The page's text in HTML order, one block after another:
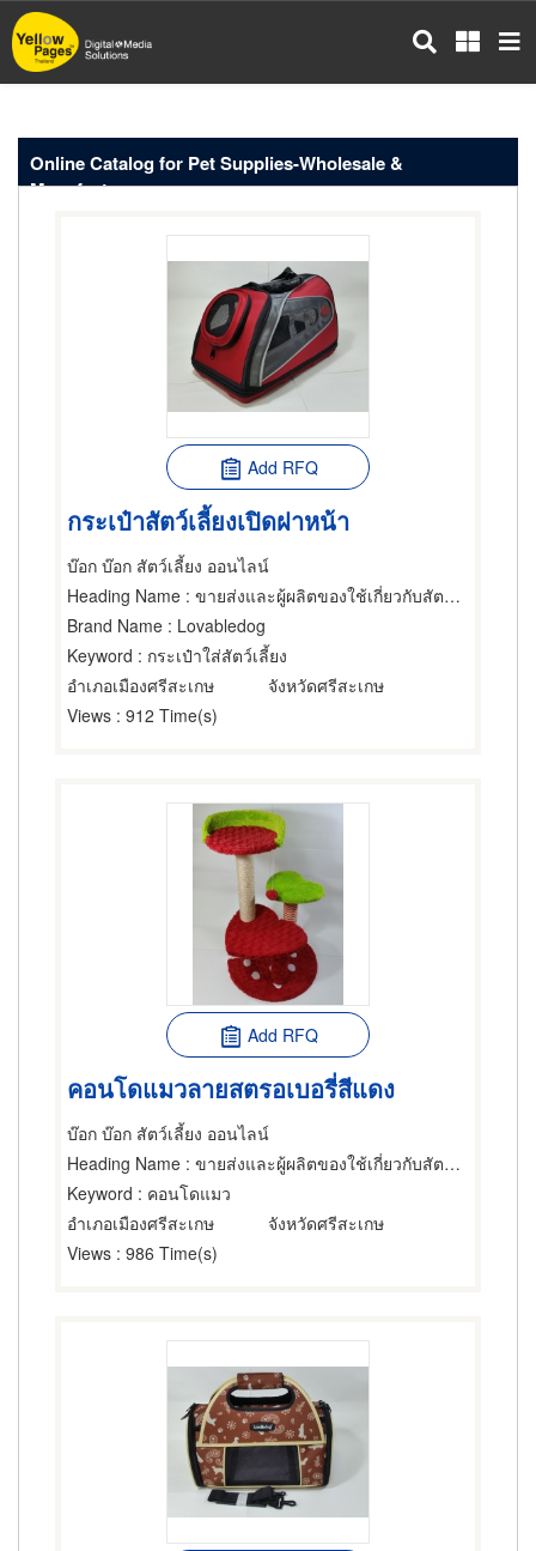
Skip
to
main
Online Catalog for Pet Supplies-Wholesale &
Manufacturers
Add RFQ
กระเป๋าสัตว์เลี้ยงเปิดฝาหน้า
บ๊อก บ๊อก สัตว์เลี้ยง ออนไลน์
Heading Name : ขายส่งและผู้ผลิตของใช้เกี่ยวกับสัตว์เลี้ยง
Brand Name : Lovabledog
Keyword : กระเป๋าใส่สัตว์เลี้ยง
อำเภอเมืองศรีสะเกษ
จังหวัดศรีสะเกษ
Views : 912 Time(s)
Add RFQ
คอนโดแมวลายสตรอเบอรี่สีแดง
บ๊อก บ๊อก สัตว์เลี้ยง ออนไลน์
Heading Name : ขายส่งและผู้ผลิตของใช้เกี่ยวกับสัตว์เลี้ยง
Keyword : คอนโดแมว
อำเภอเมืองศรีสะเกษ
จังหวัดศรีสะเกษ
Views : 986 Time(s)